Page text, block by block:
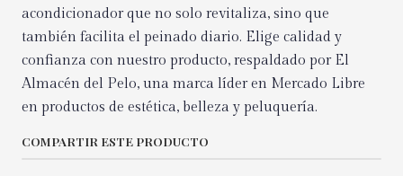
acondicionador que no solo revitaliza, sino que
también facilita el peinado diario. Elige calidad y
confianza con nuestro producto, respaldado por El
Almacén del Pelo, una marca líder en Mercado Libre
en productos de estética, belleza y peluquería.
COMPARTIR ESTE PRODUCTO